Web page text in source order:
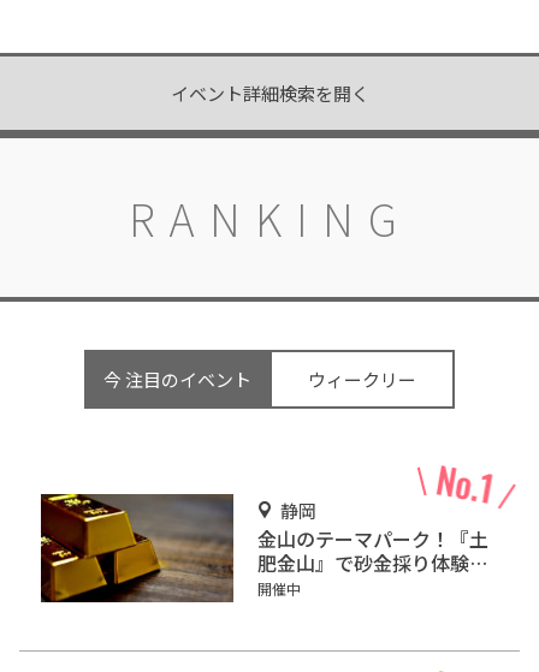
イベント詳細検索を開く
RANKING
今 注目のイベント ウィークリー
静岡
金山のテーマパーク！『土
肥金山』で砂金採り体験や
坑道観光を楽しもう♪
開催中